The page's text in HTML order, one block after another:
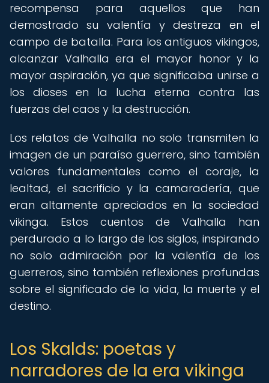
recompensa para aquellos que han
demostrado su valentía y destreza en el
campo de batalla. Para los antiguos vikingos,
alcanzar Valhalla era el mayor honor y la
mayor aspiración, ya que significaba unirse a
los dioses en la lucha eterna contra las
fuerzas del caos y la destrucción.
Los relatos de Valhalla no solo transmiten la
imagen de un paraíso guerrero, sino también
valores fundamentales como el coraje, la
lealtad, el sacrificio y la camaradería, que
eran altamente apreciados en la sociedad
vikinga. Estos cuentos de Valhalla han
perdurado a lo largo de los siglos, inspirando
no solo admiración por la valentía de los
guerreros, sino también reflexiones profundas
sobre el significado de la vida, la muerte y el
destino.
Los Skalds: poetas y
narradores de la era vikinga